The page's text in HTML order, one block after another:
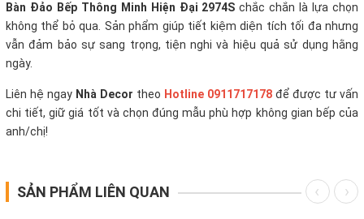
Bàn Đảo Bếp Thông Minh Hiện Đại 2974S chắc chắn là lựa chọn
không thể bỏ qua. Sản phẩm giúp tiết kiệm diện tích tối đa nhưng
vẫn đảm bảo sự sang trọng, tiện nghi và hiệu quả sử dụng hằng
ngày.
Liên hệ ngay Nhà Decor theo Hotline 0911717178 để được tư vấn
chi tiết, giữ giá tốt và chọn đúng mẫu phù hợp không gian bếp của
anh/chị!
SẢN PHẨM LIÊN QUAN